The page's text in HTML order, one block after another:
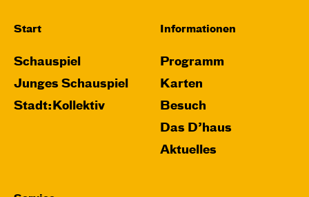
Start
Schauspiel
Junges Schauspiel
Stadt:Kollektiv
Informationen
Programm
Karten
Besuch
Das D’haus
Aktuelles